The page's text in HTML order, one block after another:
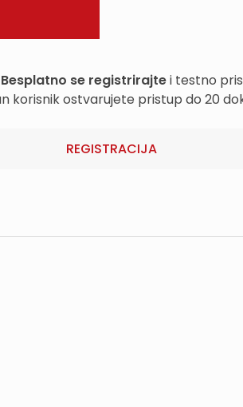
Besplatno se registrirajtei testno
korisnik ostvarujete pristup do 20
REGISTRACIJA